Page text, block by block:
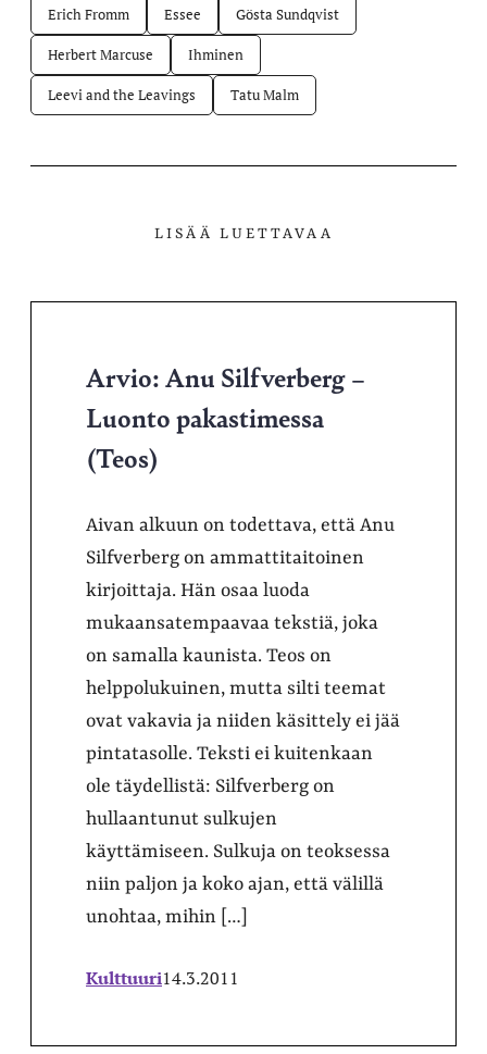
Erich Fromm Essee Gösta Sundqvist
Herbert Marcuse Ihminen
Leevi and the Leavings Tatu Malm
LISÄÄ LUETTAVAA
Arvio: Anu Silfverberg –
Luonto pakastimessa
(Teos)
Aivan alkuun on todettava, että Anu
Silfverberg on ammattitaitoinen
kirjoittaja. Hän osaa luoda
mukaansatempaavaa tekstiä, joka
on samalla kaunista. Teos on
helppolukuinen, mutta silti teemat
ovat vakavia ja niiden käsittely ei jää
pintatasolle. Teksti ei kuitenkaan
ole täydellistä: Silfverberg on
hullaantunut sulkujen
käyttämiseen. Sulkuja on teoksessa
niin paljon ja koko ajan, että välillä
unohtaa, mihin […]
Kulttuuri14.3.2011